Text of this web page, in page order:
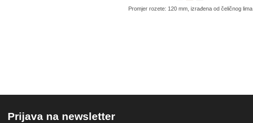
Promjer rozete: 120 mm, izrađena od čeličnog lima
Prijava na newsletter